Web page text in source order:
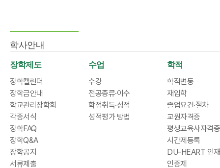
학사안내
장학제도
장학캘린더
장학금안내
학교관리장학회
각종서식
장학FAQ
장학Q&A
장학공지
서류제출
수업
수강
전공종류·이수
학점취득·성적
성적평가 방법
학적
학적변동
재입학
졸업요건·절차
교원자격증
평생교육사자격증
시간제등록
DU-HEART 인재
인증제